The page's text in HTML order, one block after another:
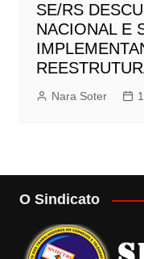
SE/RS
NACIONAL E
Nara Soter
O Sindicato